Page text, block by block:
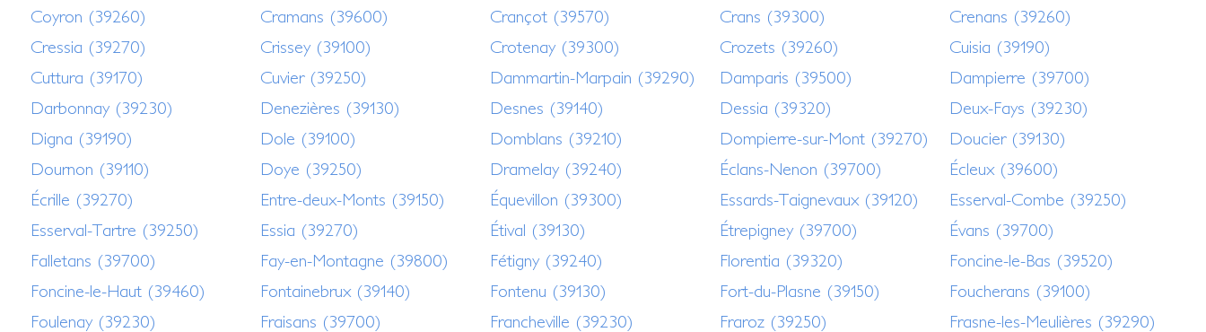
Coyron (39260)
Cramans (39600) Crançot (39570) Crans (39300)
Crenans (39260)
Cressia (39270)
Crissey (39100) Crotenay (39300) Crozets (39260)
Cuisia (39190)
Cuttura (39170)
Cuvier (39250) Dammartin-Marpain (39290) Damparis (39500)
Dampierre (39700)
Darbonnay (39230)
Denezières (39130) Desnes (39140) Dessia (39320)
Deux-Fays (39230)
Digna (39190)
Dole (39100) Domblans (39210) Dompierre-sur-Mont (39270)
Doucier (39130)
Dournon (39110)
Doye (39250) Dramelay (39240) Éclans-Nenon (39700)
Écleux (39600)
Écrille (39270)
Entre-deux-Monts (39150) Équevillon (39300) Essards-Taignevaux (39120)
Esserval-Combe (39250)
Esserval-Tartre (39250)
Essia (39270) Étival (39130) Étrepigney (39700)
Évans (39700)
Falletans (39700)
Fay-en-Montagne (39800) Fétigny (39240) Florentia (39320)
Foncine-le-Bas (39520)
Foncine-le-Haut (39460)
Fontainebrux (39140) Fontenu (39130) Fort-du-Plasne (39150)
Foucherans (39100)
Foulenay (39230)
Fraisans (39700) Francheville (39230) Fraroz (39250)
Frasne-les-Meulières (39290)